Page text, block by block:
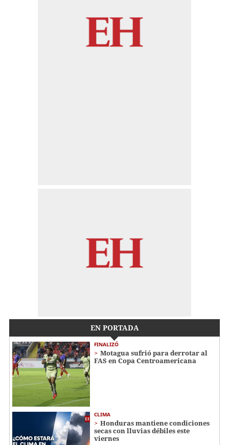
EN PORTADA
FINALIZÓ
Motagua sufrió para derrotar al
FAS en Copa Centroamericana
CLIMA
Honduras mantiene condiciones
secas con lluvias débiles este
viernes